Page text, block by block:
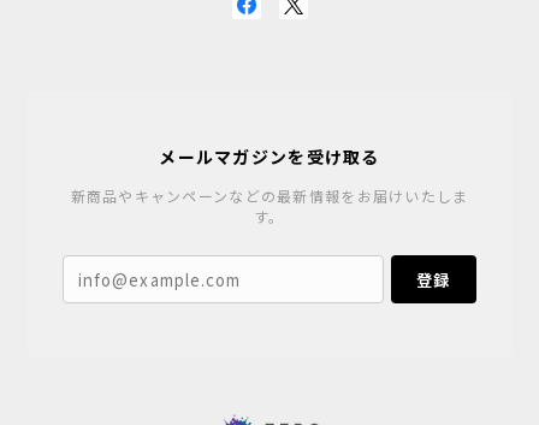
メールマガジンを受け取る
新商品やキャンペーンなどの最新情報をお届けいたしま
す。
登録